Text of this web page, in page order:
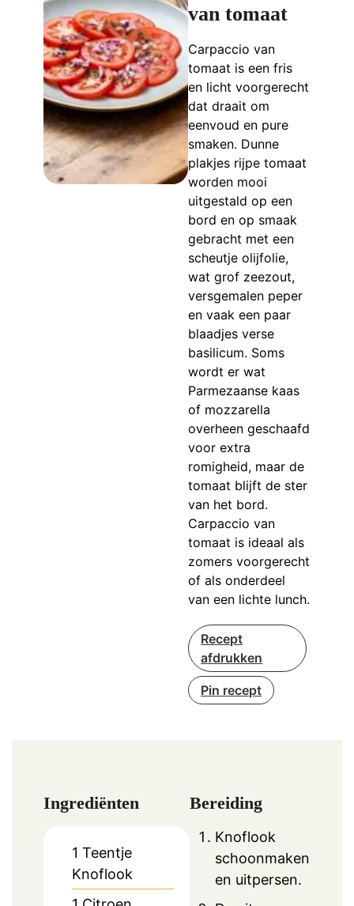
van tomaat
Carpaccio van
tomaat is een fris
en licht voorgerecht
dat draait om
eenvoud en pure
smaken. Dunne
plakjes rijpe tomaat
worden mooi
uitgestald op een
bord en op smaak
gebracht met een
scheutje olijfolie,
wat grof zeezout,
versgemalen peper
en vaak een paar
blaadjes verse
basilicum. Soms
wordt er wat
Parmezaanse kaas
of mozzarella
overheen geschaafd
voor extra
romigheid, maar de
tomaat blijft de ster
van het bord.
Carpaccio van
tomaat is ideaal als
zomers voorgerecht
of als onderdeel
van een lichte lunch.
Recept
afdrukken
Pin recept
Ingrediënten
1 Teentje
Knoflook
Bereiding
Knoflook
schoonmaken
en uitpersen.